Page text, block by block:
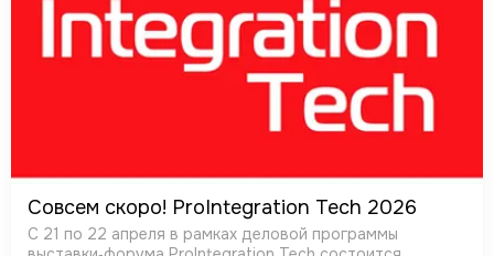
Совсем скоро! ProIntegration Tech 2026
С 21 по 22 апреля в рамках деловой программы